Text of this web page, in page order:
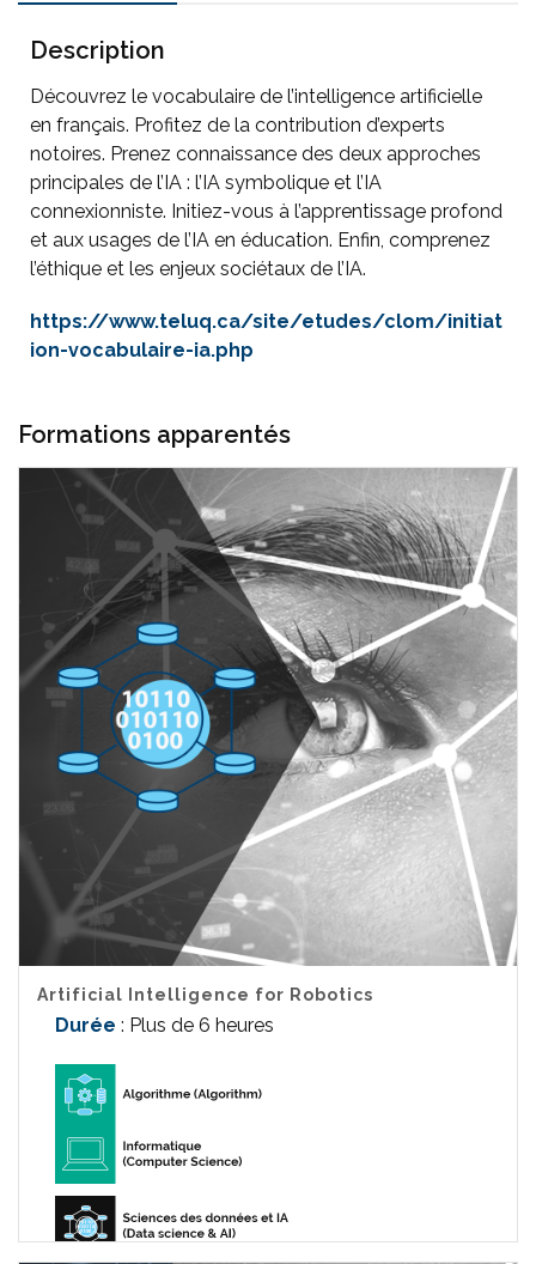
Description
Découvrez le vocabulaire de l’intelligence artificielle
en français. Profitez de la contribution d’experts
notoires. Prenez connaissance des deux approches
principales de l’IA : l’IA symbolique et l’IA
connexionniste. Initiez-vous à l’apprentissage profond
et aux usages de l’IA en éducation. Enfin, comprenez
l’éthique et les enjeux sociétaux de l’IA.
https://www.teluq.ca/site/etudes/clom/initiat
ion-vocabulaire-ia.php
Formations apparentés
Artificial Intelligence for Robotics
Durée : Plus de 6 heures